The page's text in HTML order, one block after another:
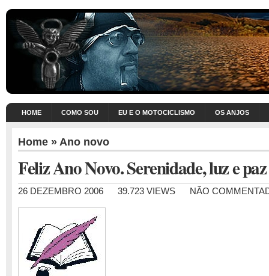
HOME COMO SOU EU E O MOTOCICLISMO OS ANJOS
Home » Ano novo
Feliz Ano Novo. Serenidade, luz e
26 DEZEMBRO 2006 39.723 VIEWS NÃO